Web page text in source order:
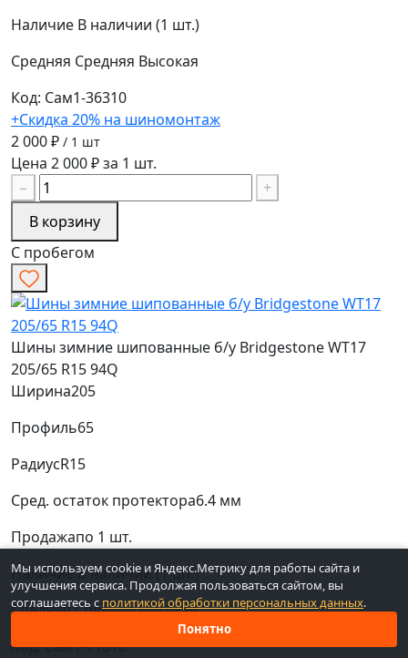
Наличие В наличии (1 шт.)
Средняя Средняя Высокая
Код: Сам1-36310
+Скидка 20% на шиномонтаж
2 000 ₽ / 1 шт
Цена 2 000 ₽ за 1 шт.
−
+
В корзину
С пробегом
Шины зимние шипованные б/у Bridgestone WT17
205/65 R15 94Q
Ширина205
Профиль65
РадиусR15
Сред. остаток протектора6.4 мм
Продажапо 1 шт.
НаличиеВ наличии (1 шт.)
СредняяСредняяВысокая
Код: Сам1-11810
Мы используем cookie и Яндекс.Метрику для работы сайта и
улучшения сервиса. Продолжая пользоваться сайтом, вы
соглашаетесь с политикой обработки персональных данных.
Понятно